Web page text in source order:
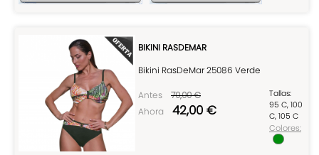
BIKINI RASDEMAR
Bikini RasDeMar 25086 Verde
Antes
70,00 €
Ahora
42,00 €
Tallas:
95 C, 100
C, 105 C
Colores: